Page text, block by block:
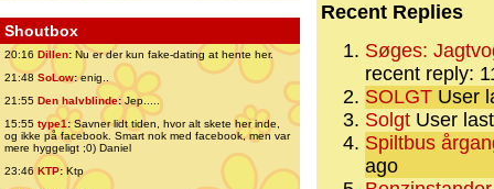
Shoutbox
20:16 Dillen: Nu er der kun fake-dating at hente her.
21:48 SoLow:enig..
21:55 Den halvblinde:Jep.....
15:55 type1:Savner lidt tiden, hvor alt skete her inde,
og ikke på facebook. Smart nok med facebook, men var
mere hyggeligt ;0) Daniel
23:46 KTP:Ktp
Recent Replies
Søges:
recent reply:
SOLGT User
Solgt User
Spiltbus
ago